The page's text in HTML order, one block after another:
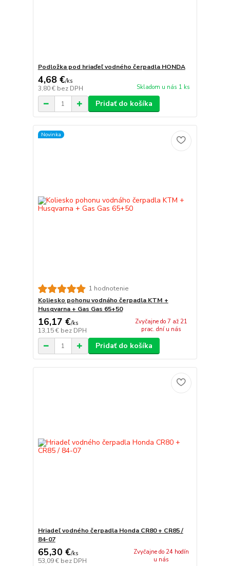
Podložka pod hriaďeľ vodného čerpadla HONDA
4,68 €/ks
3,80 € bez DPH Skladom u nás 1 ks
Pridať do košíka
Novinka
1 hodnotenie
Koliesko pohonu vodnáho čerpadla KTM +
Husqvarna + Gas Gas 65+50
16,17 €/ks
13,15 € bez DPH
Zvyčajne do 7 až 21
prac. dní u nás
Pridať do košíka
Hriadeľ vodného čerpadla Honda CR80 + CR85 /
84-07
65,30 €/ks
53,09 € bez DPH
Zvyčajne do 24 hodín
u nás